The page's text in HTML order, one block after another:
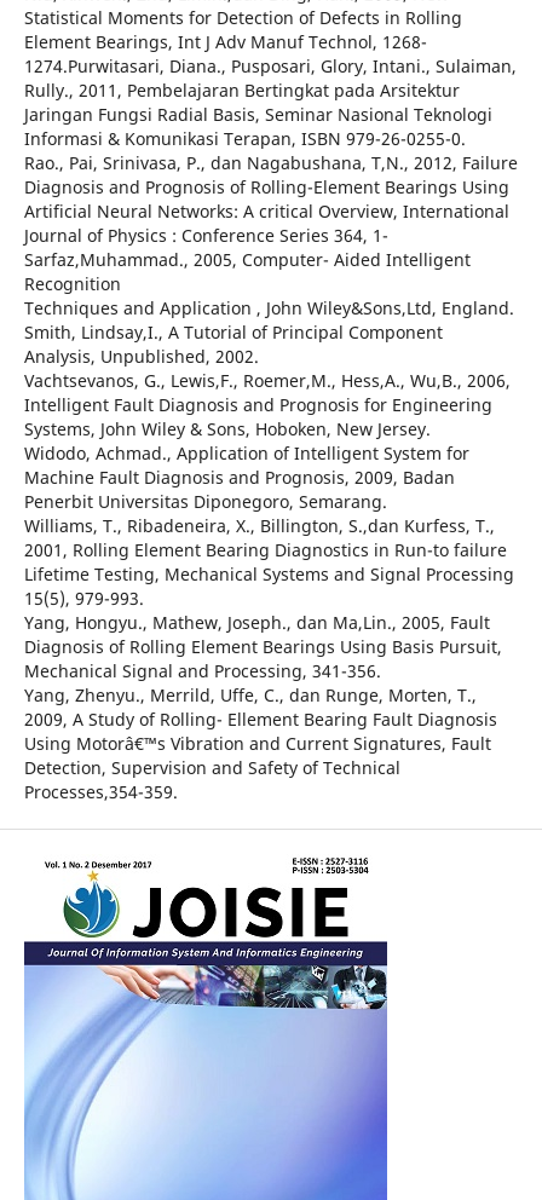
Statistical Moments for Detection of Defects in Rolling
Element Bearings, Int J Adv Manuf Technol, 1268-
1274.Purwitasari, Diana., Pusposari, Glory, Intani., Sulaiman,
Rully., 2011, Pembelajaran Bertingkat pada Arsitektur
Jaringan Fungsi Radial Basis, Seminar Nasional Teknologi
Informasi & Komunikasi Terapan, ISBN 979-26-0255-0.
Rao., Pai, Srinivasa, P., dan Nagabushana, T,N., 2012, Failure
Diagnosis and Prognosis of Rolling-Element Bearings Using
Artificial Neural Networks: A critical Overview, International
Journal of Physics : Conference Series 364, 1-
Sarfaz,Muhammad., 2005, Computer- Aided Intelligent
Recognition
Techniques and Application , John Wiley&Sons,Ltd, England.
Smith, Lindsay,I., A Tutorial of Principal Component
Analysis, Unpublished, 2002.
Vachtsevanos, G., Lewis,F., Roemer,M., Hess,A., Wu,B., 2006,
Intelligent Fault Diagnosis and Prognosis for Engineering
Systems, John Wiley & Sons, Hoboken, New Jersey.
Widodo, Achmad., Application of Intelligent System for
Machine Fault Diagnosis and Prognosis, 2009, Badan
Penerbit Universitas Diponegoro, Semarang.
Williams, T., Ribadeneira, X., Billington, S.,dan Kurfess, T.,
2001, Rolling Element Bearing Diagnostics in Run-to failure
Lifetime Testing, Mechanical Systems and Signal Processing
15(5), 979-993.
Yang, Hongyu., Mathew, Joseph., dan Ma,Lin., 2005, Fault
Diagnosis of Rolling Element Bearings Using Basis Pursuit,
Mechanical Signal and Processing, 341-356.
Yang, Zhenyu., Merrild, Uffe, C., dan Runge, Morten, T.,
2009, A Study of Rolling- Ellement Bearing Fault Diagnosis
Using Motorâ€™s Vibration and Current Signatures, Fault
Detection, Supervision and Safety of Technical
Processes,354-359.